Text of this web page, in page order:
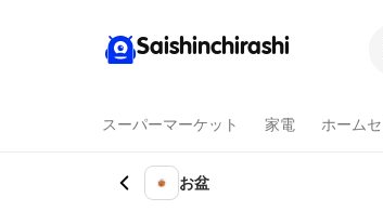
Saishinchirashi
スーパーマーケット 家電 ホーム
お盆